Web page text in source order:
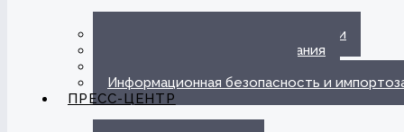
Автоматизация ЭДО с Госорганами
Цифровые каналы обслуживания
Информационная безопасность и
ПРЕСС-ЦЕНТР